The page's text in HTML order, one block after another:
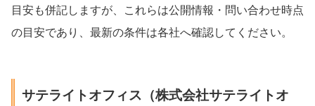
目安も併記しますが、これらは公開情報・問い合わせ時点
の目安であり、最新の条件は各社へ確認してください。
サテライトオフィス（株式会社サテライトオ